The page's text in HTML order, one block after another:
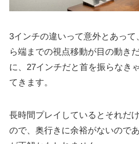
3インチの違いって意外とあっ
ら端までの視点移動が目の動き
に、27インチだと首を振らなき
てきます。
長時間プレイしているとそれだ
ので、奥行きに余裕がないので